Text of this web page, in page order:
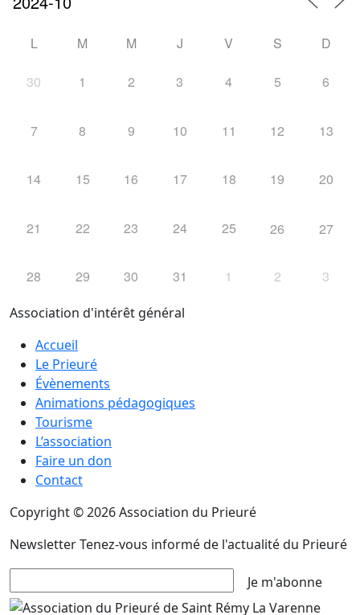
L M M J V S D
30 1 2 3 4 5 6
7 8 9 10 11 12 13
14 15 16 17 18 19 20
21 22 23 24 25 26 27
28 29 30 31 1 2 3
Association d'intérêt général
Accueil
Le Prieuré
Évènements
Animations pédagogiques
Tourisme
L’association
Faire un don
Contact
Copyright © 2026 Association du Prieuré
NewsletterTenez-vous informé de l'actualité du Prieuré
Je m'abonne